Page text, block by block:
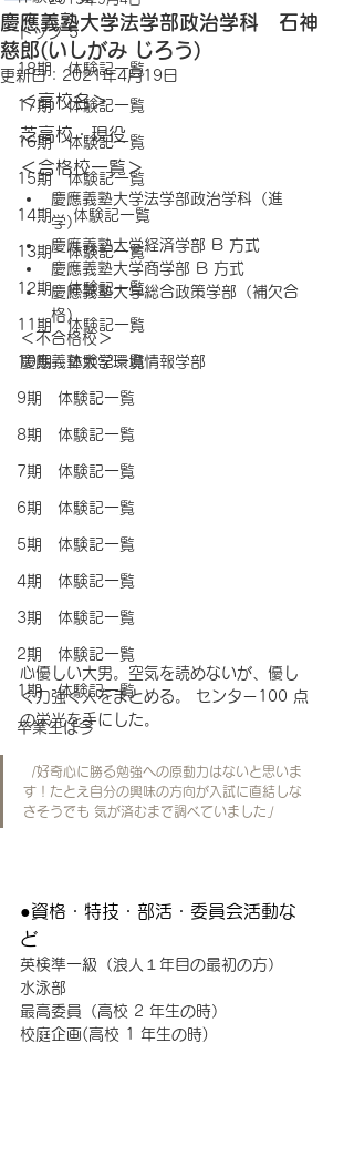
トップ 5
18期 体験記一覧
17期 体験記一覧
16期 体験記一覧
15期 体験記一覧
14期 体験記一覧
13期 体験記一覧
12期 体験記一覧
11期 体験記一覧
10期 体験記一覧
9期 体験記一覧
8期 体験記一覧
7期 体験記一覧
6期 体験記一覧
5期 体験記一覧
4期 体験記一覧
3期 体験記一覧
2期 体験記一覧
1期 体験記一覧
卒業生は今
慶應義塾大学法学部政治学科 石神
慈郎(いしがみ じろう)
更新日： 2021年4月19日
＜高校名＞
芝高校・現役
＜合格校一覧＞
慶應義塾大学法学部政治学科（進
学）
慶應義塾大学経済学部 B 方式
慶應義塾大学商学部 B 方式
慶應義塾大学総合政策学部（補欠合
格）
＜不合格校＞
慶應義塾大学環境情報学部
心優しい大男。空気を読めないが、優し
く力強く人をまとめる。 センター100 点
の栄光を手にした。
「好奇心に勝る勉強への原動力はないと思いま
す！たとえ自分の興味の方向が入試に直結しな
さそうでも 気が済むまで調べていました 」
●資格・特技・部活・委員会活動な
ど
英検準一級（浪人１年目の最初の方）
水泳部
最高委員（高校 2 年生の時）
校庭企画(高校 1 年生の時)